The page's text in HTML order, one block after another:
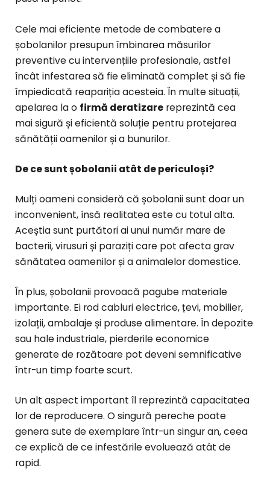
Cele mai eficiente metode de combatere a
șobolanilor presupun îmbinarea măsurilor
preventive cu intervențiile profesionale, astfel
încât infestarea să fie eliminată complet și să fie
împiedicată reapariția acesteia. În multe situații,
apelarea la o firmă deratizare reprezintă cea
mai sigură și eficientă soluție pentru protejarea
sănătății oamenilor și a bunurilor.
De ce sunt șobolanii atât de periculoși?
Mulți oameni consideră că șobolanii sunt doar un
inconvenient, însă realitatea este cu totul alta.
Aceștia sunt purtători ai unui număr mare de
bacterii, virusuri și paraziți care pot afecta grav
sănătatea oamenilor și a animalelor domestice.
În plus, șobolanii provoacă pagube materiale
importante. Ei rod cabluri electrice, țevi, mobilier,
izolații, ambalaje și produse alimentare. În depozite
sau hale industriale, pierderile economice
generate de rozătoare pot deveni semnificative
într-un timp foarte scurt.
Un alt aspect important îl reprezintă capacitatea
lor de reproducere. O singură pereche poate
genera sute de exemplare într-un singur an, ceea
ce explică de ce infestările evoluează atât de
rapid.